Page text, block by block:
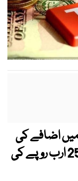
میں اضافے کی
امید ہے جب کہ عدالتوں سے 250 ارب روپے کی